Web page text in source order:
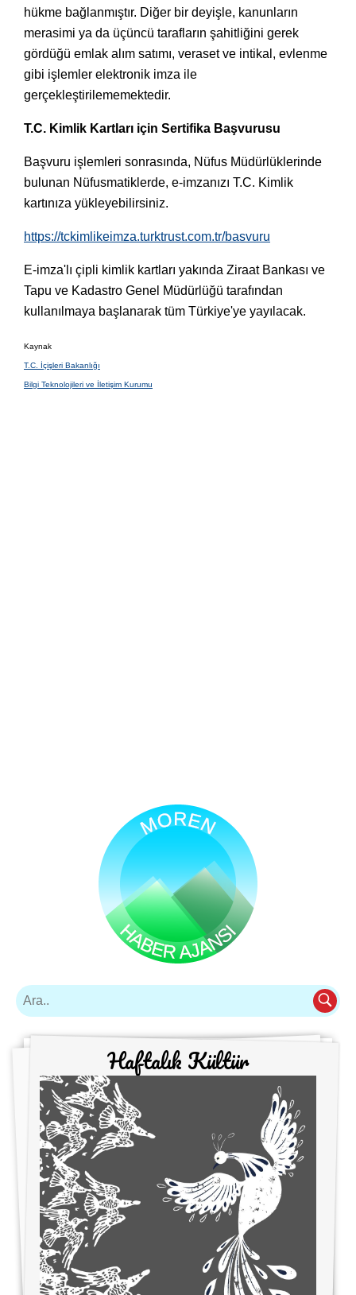
hükme bağlanmıştır. Diğer bir deyişle, kanunların
merasimi ya da üçüncü tarafların şahitliğini gerek
gördüğü emlak alım satımı, veraset ve intikal, evlenme
gibi işlemler elektronik imza ile
gerçekleştirilememektedir.
T.C. Kimlik Kartları için Sertifika Başvurusu
Başvuru işlemleri sonrasında, Nüfus Müdürlüklerinde
bulunan Nüfusmatiklerde, e-imzanızı T.C. Kimlik
kartınıza yükleyebilirsiniz.
https://tckimlikeimza.turktrust.com.tr/basvuru
E-imza'lı çipli kimlik kartları yakında Ziraat Bankası ve
Tapu ve Kadastro Genel Müdürlüğü tarafından
kullanılmaya başlanarak tüm Türkiye'ye yayılacak.
Kaynak
T.C. İçişleri Bakanlığı
Bilgi Teknolojileri ve İletişim Kurumu
Haftalık Kültür